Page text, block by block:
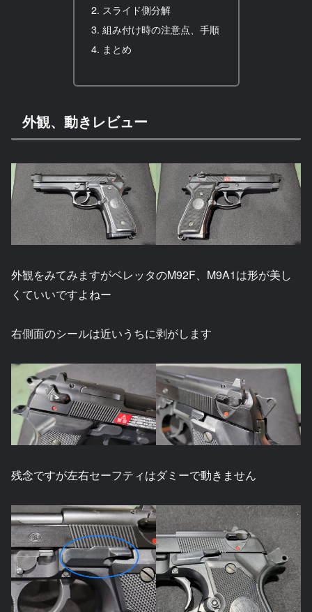
スライド側分解
組み付け時の注意点、手順
まとめ
外観、動きレビュー
外観をみてみますがベレッタのM92F、M9A1は形が美し
くていいですよねー
右側面のシールは近いうちに剥がします
残念ですが左右セーフティはダミーで動きません